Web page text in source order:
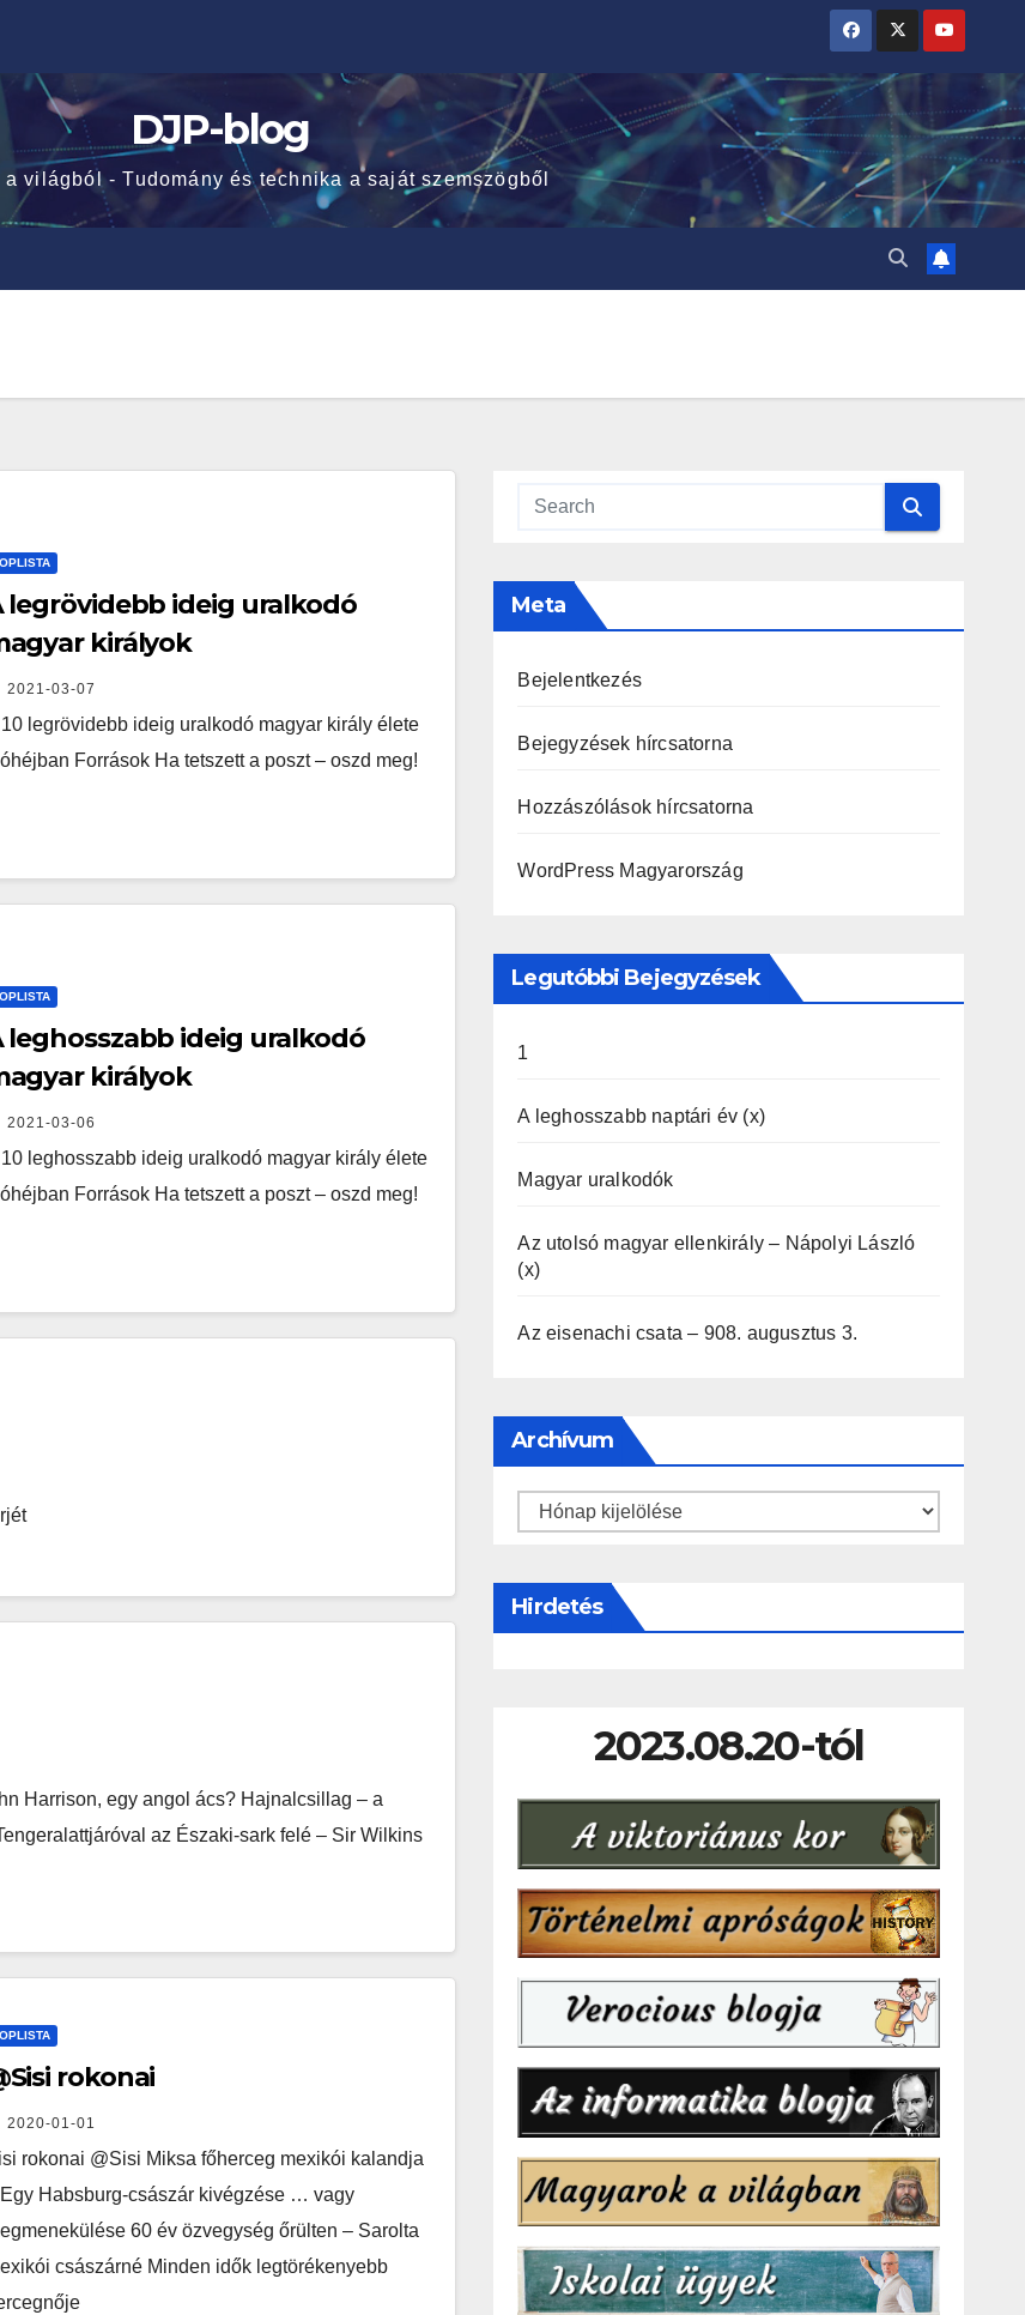
DJP-blog
világból - Tudomány és technika a saját szemszögből
legrövidebb ideig uralkodó
királyok
2021-03-07
legrövidebb ideig uralkodó magyar király élete
Források Ha tetszett a poszt – oszd meg!
leghosszabb ideig uralkodó
királyok
2021-03-06
leghosszabb ideig uralkodó magyar király élete
Források Ha tetszett a poszt – oszd meg!
Harrison, egy angol ács? Hajnalcsillag – a
az Északi-sark felé – Sir Wilkins
rokonai
2020-01-01
rokonai @Sisi Miksa főherceg mexikói kalandja
Habsburg-császár kivégzése … vagy
60 év özvegység őrülten – Sarolta
császárné Minden idők legtörékenyebb
Meta
Bejelentkezés
Bejegyzések hírcsatorna
Hozzászólások hírcsatorna
WordPress Magyarország
Legutóbbi Bejegyzések
1
A leghosszabb naptári év (x)
Magyar uralkodók
Az utolsó magyar ellenkirály – Nápolyi László
(x)
Az eisenachi csata – 908. augusztus 3.
Archívum
Archívum
Hirdetés
2023.08.20-tól